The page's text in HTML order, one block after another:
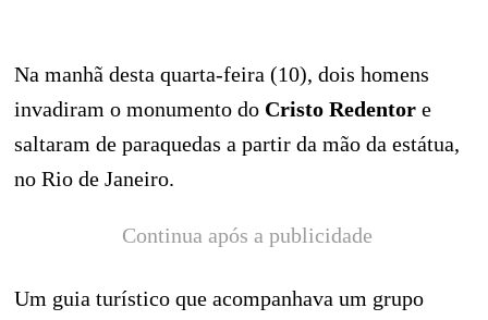
Na manhã desta quarta-feira (10), dois homens
invadiram o monumento do Cristo Redentor e
saltaram de paraquedas a partir da mão da estátua,
no Rio de Janeiro.
Continua após a publicidade
Um guia turístico que acompanhava um grupo